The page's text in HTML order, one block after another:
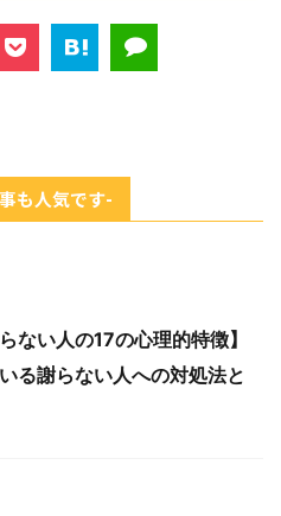
も人気です-
ない人の17の心理的特徴】
る謝らない人への対処法と